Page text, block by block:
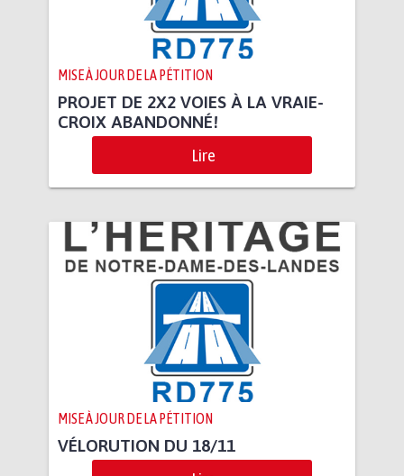
MISE À JOUR DE LA PÉTITION
PROJET DE 2X2 VOIES À LA VRAIE-
CROIX ABANDONNÉ!
Lire
MISE À JOUR DE LA PÉTITION
VÉLORUTION DU 18/11